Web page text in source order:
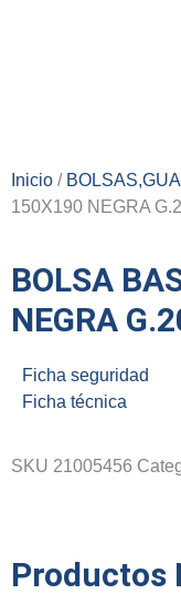
Inicio /
150X190 NEGRA
BOLSA
NEGRA
Ficha seguridad
Ficha técnica
SKU 21005456
Productos